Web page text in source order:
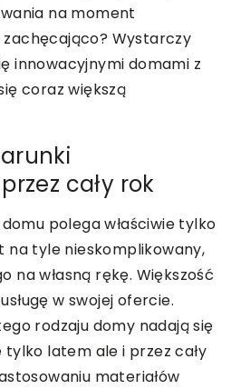
na moment
Wystarczy
innowacyjnymi domami z
coraz większą
cały rok
polega właściwie tylko
na tyle nieskomplikowany,
na własną rękę. Większość
w swojej ofercie.
rodzaju domy nadają się
tylko latem ale i przez cały
materiałów